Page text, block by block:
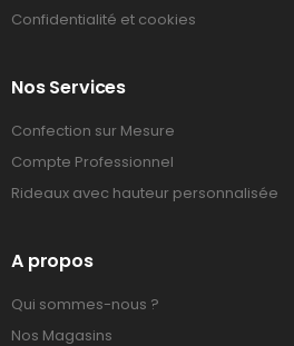
Confidentialité et cookies
Nos Services
Confection sur Mesure
Compte Professionnel
Rideaux avec hauteur personnalisée
A propos
Qui sommes-nous ?
Nos Magasins